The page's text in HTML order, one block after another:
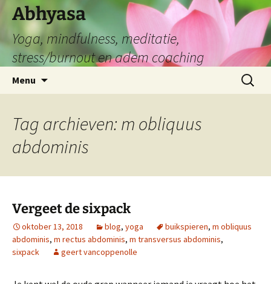
Abhyasa
Yoga, mindfulness, meditatie,
stress/burnout en adem coaching
Menu
inhoud
Zoeken
naar:
Tag archieven: m obliquus
abdominis
Vergeet de sixpack
oktober 13, 2018 blog, yoga buikspieren, m obliquus
abdominis, m rectus abdominis, m transversus abdominis,
sixpack
geert vancoppenolle